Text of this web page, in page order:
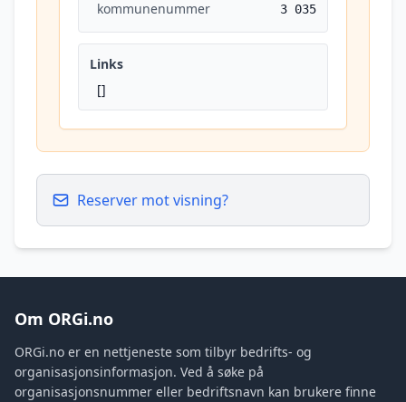
kommunenummer 3 035
Links
[]
Reserver mot visning?
Om ORGi.no
ORGi.no er en nettjeneste som tilbyr bedrifts- og
organisasjonsinformasjon. Ved å søke på
organisasjonsnummer eller bedriftsnavn kan brukere finne